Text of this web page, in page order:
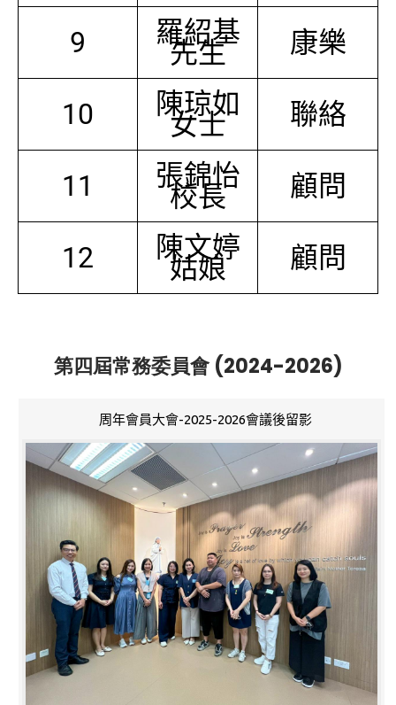
9 羅紹基
先生 康樂
10 陳琼如
女士 聯絡
11 張錦怡
校長 顧問
12 陳文婷
姑娘 顧問
第四屆常務委員會 (2024-2026)
周年會員大會-2025-2026會議後留影